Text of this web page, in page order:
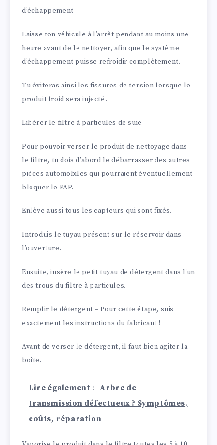
d’échappement
Laisse ton véhicule à l’arrêt pendant au moins une
heure avant de le nettoyer, afin que le système
d’échappement puisse refroidir complètement.
Tu éviteras ainsi les fissures de tension lorsque le
produit froid sera injecté.
Libérer le filtre à particules de suie
Pour pouvoir verser le produit de nettoyage dans
le filtre, tu dois d’abord le débarrasser des autres
pièces automobiles qui pourraient éventuellement
bloquer le FAP.
Enlève aussi tous les capteurs qui sont fixés.
Introduis le tuyau présent sur le réservoir dans
l’ouverture.
Ensuite, insère le petit tuyau de détergent dans l’un
des trous du filtre à particules.
Remplir le détergent – Pour cette étape, suis
exactement les instructions du fabricant !
Avant de verser le détergent, il faut bien agiter la
boîte.
Lire également :
Arbre de
transmission défectueux ? Symptômes,
coûts, réparation